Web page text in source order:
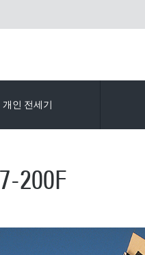
개인 전세기
200F